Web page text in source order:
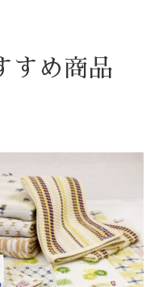
すめ商品